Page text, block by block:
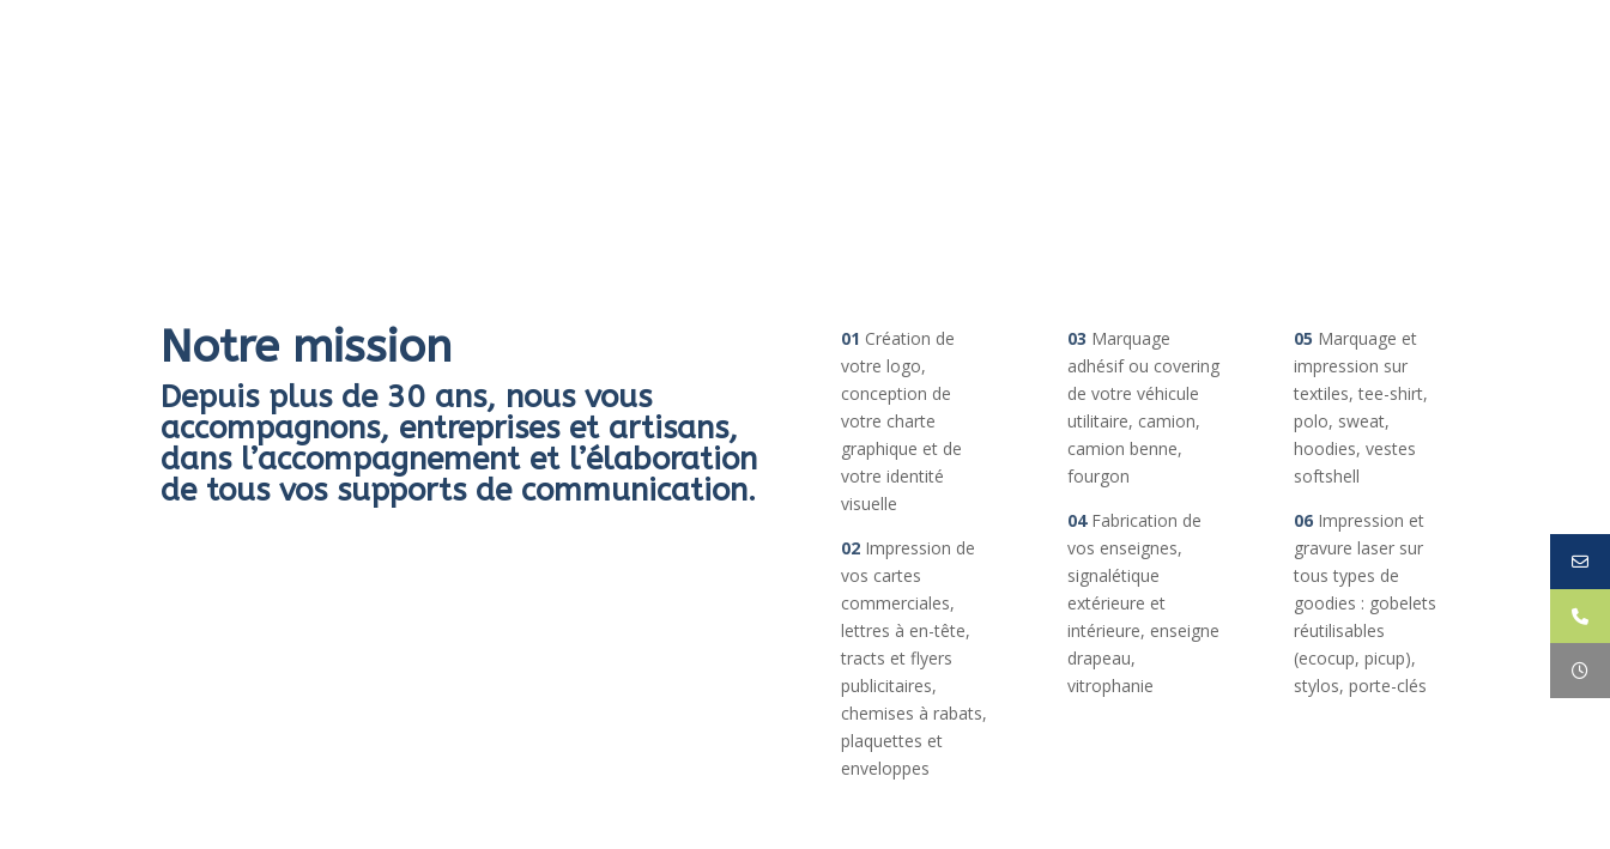
Notre mission
Depuis plus de 30 ans, nous vous
accompagnons, entreprises et artisans,
dans l’accompagnement et l’élaboration
de tous vos supports de communication.
01 Création de
votre logo,
conception de
votre charte
graphique et de
votre identité
visuelle
02 Impression de
vos cartes
commerciales,
lettres à en-tête,
tracts et flyers
publicitaires,
chemises à rabats,
plaquettes et
enveloppes
03 Marquage
adhésif ou covering
de votre véhicule
utilitaire, camion,
camion benne,
fourgon
04Fabrication de
vos enseignes,
signalétique
extérieure et
intérieure, enseigne
drapeau,
vitrophanie
05 Marquage et
impression sur
textiles, tee-shirt,
polo, sweat,
hoodies, vestes
softshell
06Impression et
gravure laser sur
tous types de
goodies : gobelets
réutilisables
(ecocup, picup),
stylos, porte-clés